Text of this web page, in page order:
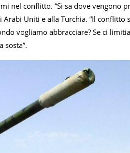
nel conflitto. “Si sa dove vengono
Uniti e alla Turchia. “Il conflitto
vogliamo abbracciare? Se ci
sosta”.